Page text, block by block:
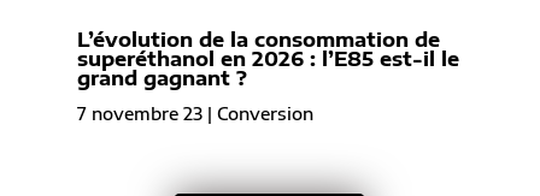
L’évolution de la consommation de
superéthanol en 2026 : l’E85 est-il le
grand gagnant ?
7 novembre 23| Conversion